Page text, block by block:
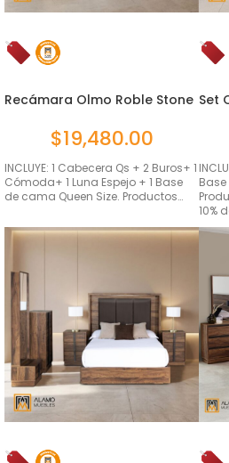
Recámara Olmo Roble Stone
$19,480.00
INCLUYE: 1 Cabecera Qs + 2 Buros+ 1
Cómoda+ 1 Luna Espejo + 1 Base
de cama Queen Size. Productos…
Set
10%